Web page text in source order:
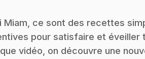
Miam, ce sont des recettes
pour satisfaire et éveiller
vidéo, on découvre une